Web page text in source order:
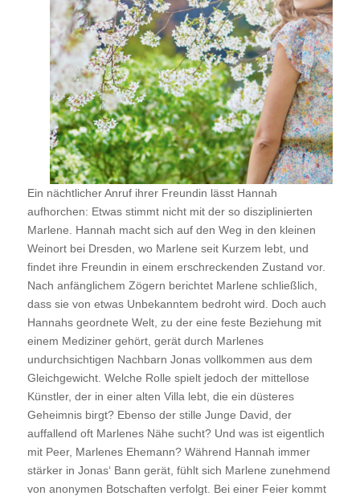
Ein nächtlicher Anruf ihrer Freundin lässt Hannah
aufhorchen: Etwas stimmt nicht mit der so disziplinierten
Marlene. Hannah macht sich auf den Weg in den kleinen
Weinort bei Dresden, wo Marlene seit Kurzem lebt, und
findet ihre Freundin in einem erschreckenden Zustand vor.
Nach anfänglichem Zögern berichtet Marlene schließlich,
dass sie von etwas Unbekanntem bedroht wird. Doch auch
Hannahs geordnete Welt, zu der eine feste Beziehung mit
einem Mediziner gehört, gerät durch Marlenes
undurchsichtigen Nachbarn Jonas vollkommen aus dem
Gleichgewicht. Welche Rolle spielt jedoch der mittellose
Künstler, der in einer alten Villa lebt, die ein düsteres
Geheimnis birgt? Ebenso der stille Junge David, der
auffallend oft Marlenes Nähe sucht? Und was ist eigentlich
mit Peer, Marlenes Ehemann? Während Hannah immer
stärker in Jonas‘ Bann gerät, fühlt sich Marlene zunehmend
von anonymen Botschaften verfolgt. Bei einer Feier kommt